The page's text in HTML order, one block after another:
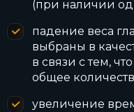
(при наличии
падение веса
выбраны в
в связи с тем,
общее
увеличение